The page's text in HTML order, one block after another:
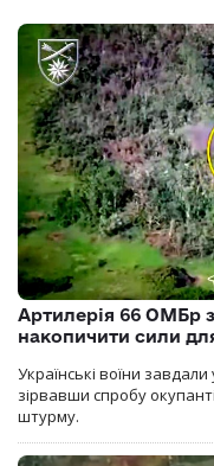
Артилерія 66 ОМБр
накопичити сили
Українські воїни
зірвавши спробу
штурму.